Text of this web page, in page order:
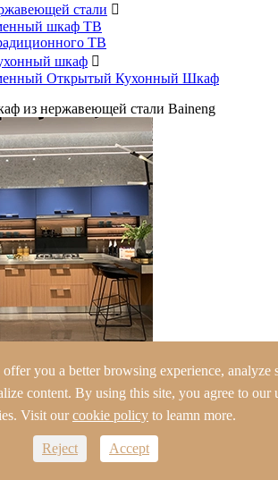
стали 
шкаф ТВ
ТВ
шкаф 
Открытый Кухонный Шкаф
из нержавеющей стали Baineng
PC-002
you a better browsing experience, analyze
content. By using this site, you agree to our
Visit ourcookie policy to leamn more.
Reject Accept